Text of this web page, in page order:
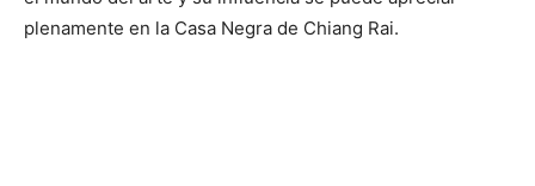
plenamente en la Casa Negra de Chiang Rai.